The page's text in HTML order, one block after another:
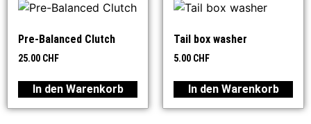
Pre-Balanced Clutch
25.00 CHF
In den Warenkorb
Tail box washer
5.00 CHF
In den Warenkorb